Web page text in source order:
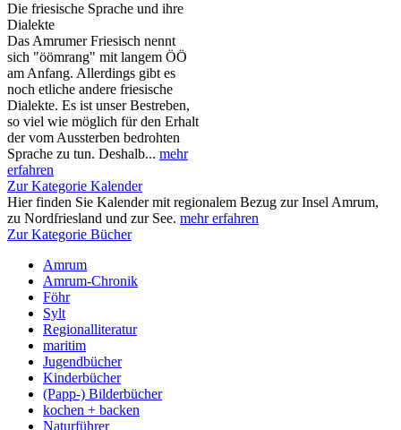
Die friesische Sprache und ihre
Dialekte
Das Amrumer Friesisch nennt
sich "öömrang" mit langem ÖÖ
am Anfang. Allerdings gibt es
noch etliche andere friesische
Dialekte. Es ist unser Bestreben,
so viel wie möglich für den Erhalt
der vom Aussterben bedrohten
Sprache zu tun. Deshalb... mehr
erfahren
Zur Kategorie Kalender
Hier finden Sie Kalender mit regionalem Bezug zur Insel Amrum,
zu Nordfriesland und zur See. mehr erfahren
Zur Kategorie Bücher
Amrum
Amrum-Chronik
Föhr
Sylt
Regionalliteratur
maritim
Jugendbücher
Kinderbücher
(Papp-) Bilderbücher
kochen + backen
Naturführer